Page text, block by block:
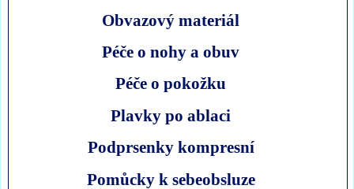
Obvazový materiál
Péče o nohy a obuv
Péče o pokožku
Plavky po ablaci
Podprsenky kompresní
Pomůcky k sebeobsluze